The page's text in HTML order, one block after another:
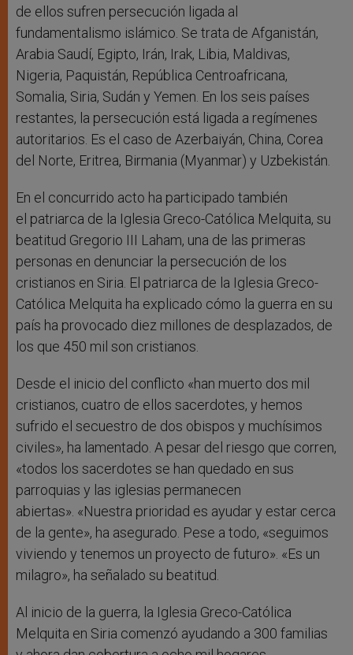
de ellos sufren persecución ligada al
fundamentalismo islámico. Se trata de Afganistán,
Arabia Saudí, Egipto, Irán, Irak, Libia, Maldivas,
Nigeria, Paquistán, República Centroafricana,
Somalia, Siria, Sudán y Yemen. En los seis países
restantes, la persecución está ligada a regímenes
autoritarios. Es el caso de Azerbaiyán, China, Corea
del Norte, Eritrea, Birmania (Myanmar) y Uzbekistán.
En el concurrido acto ha participado también
el patriarca de la Iglesia Greco-Católica Melquita, su
beatitud Gregorio III Laham, una de las primeras
personas en denunciar la persecución de los
cristianos en Siria. El patriarca de la Iglesia Greco-
Católica Melquita ha explicado cómo la guerra en su
país ha provocado diez millones de desplazados, de
los que 450 mil son cristianos.
Desde el inicio del conflicto «han muerto dos mil
cristianos, cuatro de ellos sacerdotes, y hemos
sufrido el secuestro de dos obispos y muchísimos
civiles», ha lamentado. A pesar del riesgo que corren,
«todos los sacerdotes se han quedado en sus
parroquias y las iglesias permanecen
abiertas». «Nuestra prioridad es ayudar y estar cerca
de la gente», ha asegurado. Pese a todo, «seguimos
viviendo y tenemos un proyecto de futuro». «Es un
milagro», ha señalado su beatitud.
Al inicio de la guerra, la Iglesia Greco-Católica
Melquita en Siria comenzó ayudando a 300 familias